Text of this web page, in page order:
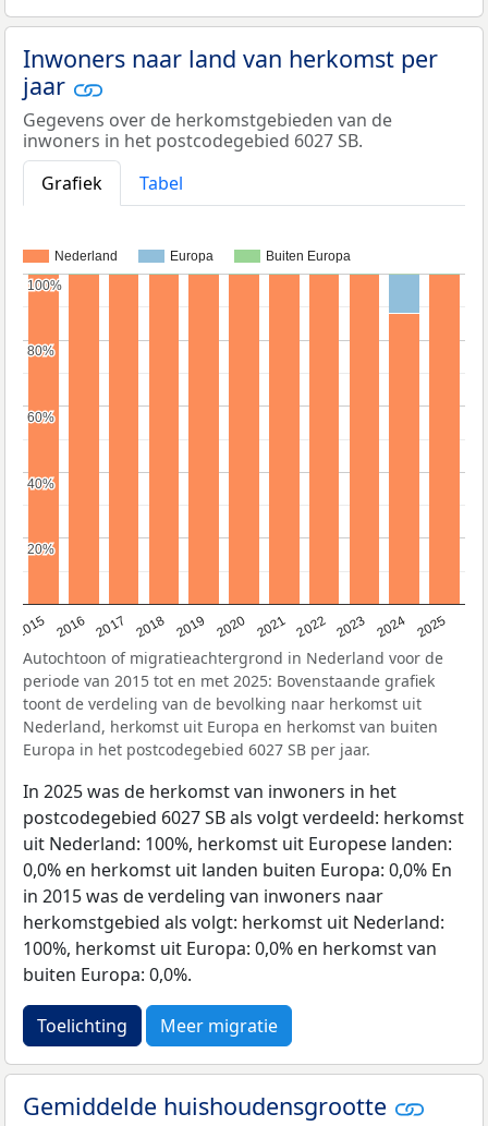
Inwoners naar land van herkomst per
jaar
Gegevens over de herkomstgebieden van de
inwoners in het postcodegebied 6027 SB.
Grafiek
Tabel
Nederland Europa Buiten Europa
2015 2016 2017 2018 2019 2020 2021 2022 2023 2024 2025
20%
20%
40%
40%
60%
60%
80%
80%
100%
100%
Autochtoon of migratieachtergrond in Nederland voor de
periode van 2015 tot en met 2025: Bovenstaande grafiek
toont de verdeling van de bevolking naar herkomst uit
Nederland, herkomst uit Europa en herkomst van buiten
Europa in het postcodegebied 6027 SB per jaar.
In 2025 was de herkomst van inwoners in het
postcodegebied 6027 SB als volgt verdeeld: herkomst
uit Nederland: 100%, herkomst uit Europese landen:
0,0% en herkomst uit landen buiten Europa: 0,0% En
in 2015 was de verdeling van inwoners naar
herkomstgebied als volgt: herkomst uit Nederland:
100%, herkomst uit Europa: 0,0% en herkomst van
buiten Europa: 0,0%.
Toelichting Meer migratie
Gemiddelde huishoudensgrootte